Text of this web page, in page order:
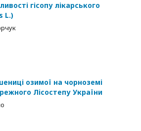
гісопу лікарського
L.)
озимої на чорноземі
Лісостепу України